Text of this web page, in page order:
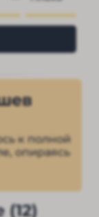
к полной
опираясь